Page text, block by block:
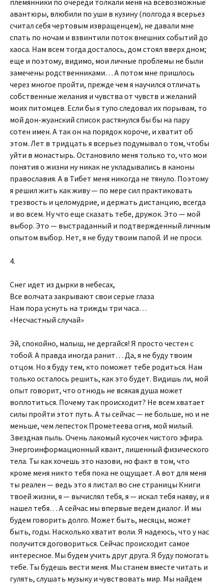
племянники по очереди толкали меня на всевозможные
авантюры, влюбили по уши в кузину (полгода я всерьез
считал себя чертовым извращенцем), не давали мне
спать по ночам и взвинтили поток внешних событий до
хаоса. Нам всем тогда досталось, дом стоял вверх дном;
еще и поэтому, видимо, мои личные проблемы не были
замечены родственниками… А потом мне пришлось
через многое пройти, прежде чем я научился отличать
собственные желания и чувства от чувств и желаний
моих питомцев. Если бы я тупо следовал их порывам, то
мой дон-жуанский список растянулся бы бы на пару
сотен имен. А так он на порядок короче, и хватит об
этом. Лет в тридцать я всерьез подумывал о том, чтобы
уйти в монастырь. Остановило меня только то, что мои
понятия о жизни ну никак не укладывались в каноны
православия. А в Тибет меня никогда не тянуло. Поэтому
я решил жить как живу — по мере сил практиковать
трезвость и целомудрие, и держать дистанцию, всегда
и во всем. Ну что еще сказать тебе, дружок. Это — мой
выбор. Это — выстраданный и подтвержденный личным
опытом выбор. Нет, я не буду твоим папой. И не проси.
4.
Снег идет из дырки в небесах,
Все волчата закрывают свои серые глаза
Нам пора уснуть на трижды три часа…
«Несчастный случай»
Эй, спокойно, малыш, не дергайся! Я просто честен с
тобой. А правда иногда ранит… Да, я не буду твоим
отцом. Но я буду тем, кто поможет тебе родиться. Нам
только осталось решить, как это будет. Видишь ли, мой
опыт говорит, что отнюдь не всякая душа может
воплотиться. Почему так происходит? Не всем хватает
силы пройти этот путь. А ты сейчас — не больше, но и не
меньше, чем лепесток Прометеева огня, мой милый.
Звездная пыль. Очень лакомый кусочек чистого эфира.
Энергоинформационный квант, лишенный физического
тела. Ты как хочешь это назови, но факт в том, что
кроме меня никто тебя пока не ощущает. А вот для меня
ты реален — ведь это я листал во сне страницы Книги
твоей жизни, я — вычислял тебя, я — искал тебя наяву, и я
нашел тебя… А сейчас мы впервые ведем диалог. И мы
будем говорить долго. Может быть, месяцы, может
быть, годы. Насколько хватит воли. Я надеюсь, что у нас
получится договориться. Сейчас происходит самое
интересное. Мы будем учить друг друга. Я буду помогать
тебе. Ты будешь вести меня. Мы станем вместе читать и
гулять, слушать музыку и чувствовать мир. Мы найдем